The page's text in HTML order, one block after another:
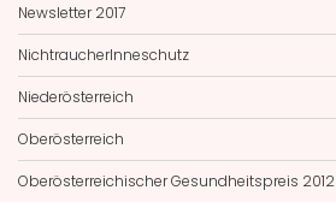
Newsletter 2017
NichtraucherInneschutz
Niederösterreich
Oberösterreich
Oberösterreichischer Gesundheitspreis 2012